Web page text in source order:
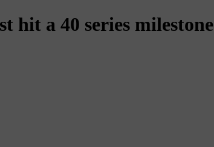
hit a 40 series milestone